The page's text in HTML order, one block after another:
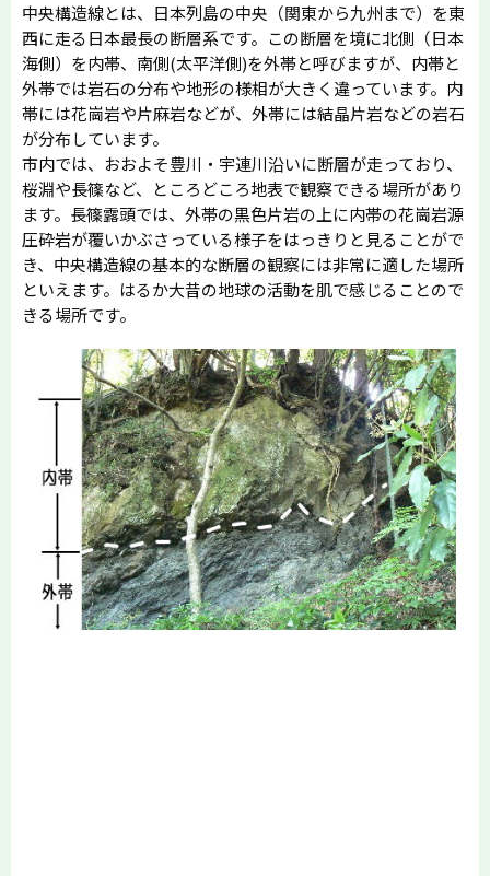
中央構造線とは、日本列島の中央（関東から九州まで）を東
西に走る日本最長の断層系です。この断層を境に北側（日本
海側）を内帯、南側(太平洋側)を外帯と呼びますが、内帯と
外帯では岩石の分布や地形の様相が大きく違っています。内
帯には花崗岩や片麻岩などが、外帯には結晶片岩などの岩石
が分布しています。
市内では、おおよそ豊川・宇連川沿いに断層が走っており、
桜淵や長篠など、ところどころ地表で観察できる場所があり
ます。長篠露頭では、外帯の黒色片岩の上に内帯の花崗岩源
圧砕岩が覆いかぶさっている様子をはっきりと見ることがで
き、中央構造線の基本的な断層の観察には非常に適した場所
といえます。はるか大昔の地球の活動を肌で感じることので
きる場所です。